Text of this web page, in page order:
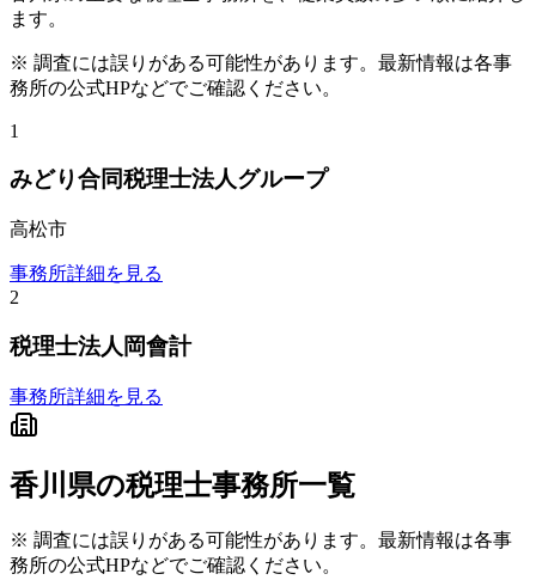
ます。
※ 調査には誤りがある可能性があります。最新情報は各事
務所の公式HPなどでご確認ください。
1
みどり合同税理士法人グループ
高松市
事務所詳細を見る
2
税理士法人岡會計
事務所詳細を見る
香川県の税理士事務所一覧
※ 調査には誤りがある可能性があります。最新情報は各事
務所の公式HPなどでご確認ください。